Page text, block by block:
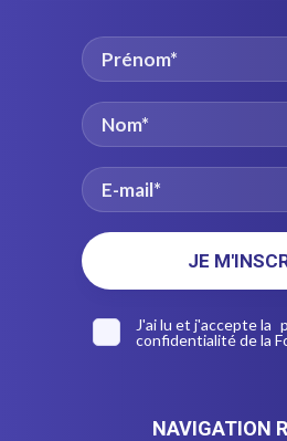
J'ai lu et j'accepte la
confidentialitéde la
NAVIGATION